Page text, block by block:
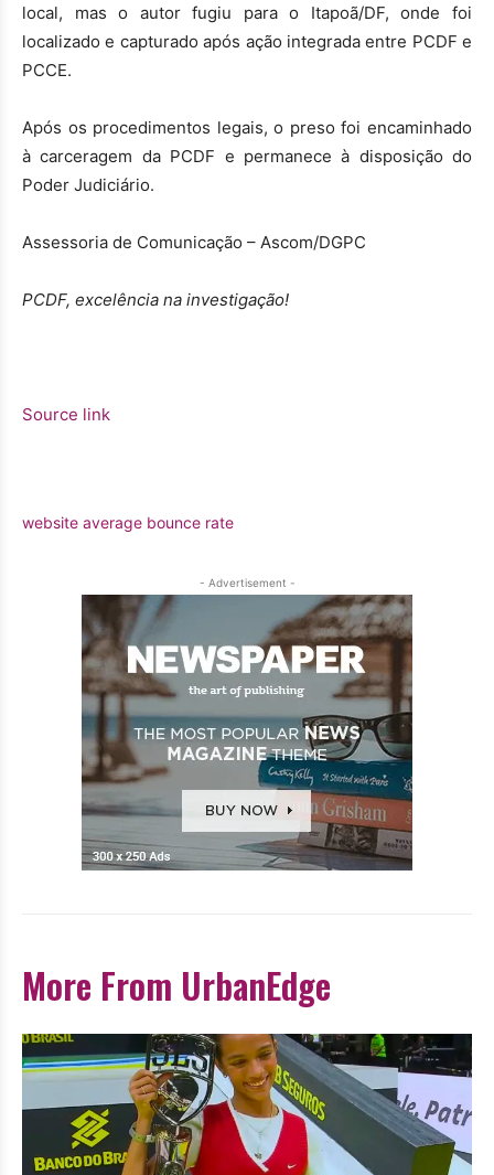
local, mas o autor fugiu para o Itapoã/DF, onde foi
localizado e capturado após ação integrada entre PCDF e
PCCE.
Após os procedimentos legais, o preso foi encaminhado
à carceragem da PCDF e permanece à disposição do
Poder Judiciário.
Assessoria de Comunicação – Ascom/DGPC
PCDF, excelência na investigação!
Source link
website average bounce rate
- Advertisement -
More From UrbanEdge